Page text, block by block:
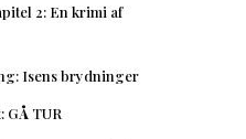
2: En krimi af
Isens brydninger
GÅ TUR